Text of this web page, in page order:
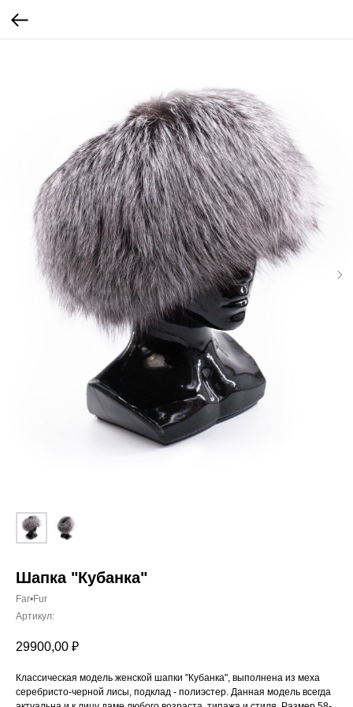
Шапка "Кубанка"
Far•Fur
Артикул:
29900,00 ₽
Классическая модель женской шапки "Кубанка", выполнена из меха
серебристо-черной лисы, подклад - полиэстер. Данная модель всегда